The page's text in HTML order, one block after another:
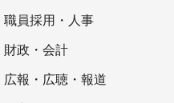
職員採用・人事
財政・会計
広報・広聴・報道